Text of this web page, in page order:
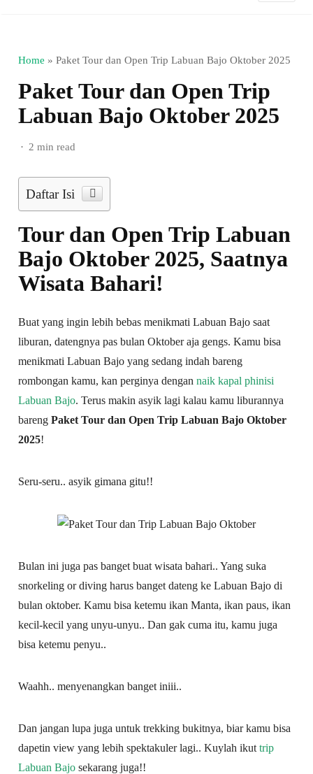
Home »Paket Tour dan Open Trip Labuan Bajo Oktober 2025
Paket Tour dan Open Trip
Labuan Bajo Oktober 2025
2 min read
Daftar Isi
Tour dan Open Trip Labuan
Bajo Oktober 2025, Saatnya
Wisata Bahari!
Buat yang ingin lebih bebas menikmati Labuan Bajo saat
liburan, datengnya pas bulan Oktober aja gengs. Kamu bisa
menikmati Labuan Bajo yang sedang indah bareng
rombongan kamu, kan perginya dengannaik kapal phinisi
Labuan Bajo. Terus makin asyik lagi kalau kamu liburannya
barengPaket Tour dan Open Trip Labuan Bajo Oktober
2025!
Seru-seru.. asyik gimana gitu!!
Bulan ini juga pas banget buat wisata bahari.. Yang suka
snorkeling or diving harus banget dateng ke Labuan Bajo di
bulan oktober. Kamu bisa ketemu ikan Manta, ikan paus, ikan
kecil-kecil yang unyu-unyu.. Dan gak cuma itu, kamu juga
bisa ketemu penyu..
Waahh.. menyenangkan banget iniii..
Dan jangan lupa juga untuk trekking bukitnya, biar kamu bisa
dapetin view yang lebih spektakuler lagi.. Kuylah ikuttrip
Labuan Bajo sekarang juga!!